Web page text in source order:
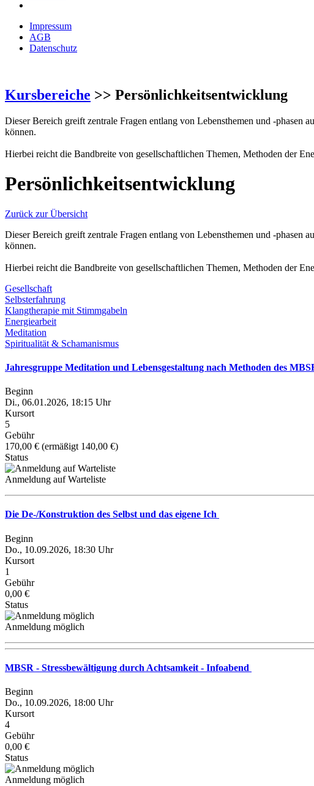
Impressum
AGB
Datenschutz
Kursbereiche >> Persönlichkeitsentwicklung
Dieser Bereich greift zentrale Fragen entlang von Lebensthemen und -phasen
können.
Hierbei reicht die Bandbreite von gesellschaftlichen Themen, Methoden der
Persönlichkeitsentwicklung
Zurück zur Übersicht
Dieser Bereich greift zentrale Fragen entlang von Lebensthemen und -phasen
können.
Hierbei reicht die Bandbreite von gesellschaftlichen Themen, Methoden der
Gesellschaft
Selbsterfahrung
Klangtherapie mit Stimmgabeln
Energiearbeit
Meditation
Spiritualität & Schamanismus
Jahresgruppe Meditation und Lebensgestaltung nach Methoden des
Beginn
Di., 06.01.2026, 18:15 Uhr
Kursort
5
Gebühr
170,00 € (ermäßigt 140,00 €)
Status
Anmeldung auf Warteliste
Die De-/Konstruktion des Selbst und das eigene Ich
Beginn
Do., 10.09.2026, 18:30 Uhr
Kursort
1
Gebühr
0,00 €
Status
Anmeldung möglich
MBSR - Stressbewältigung durch Achtsamkeit - Infoabend
Beginn
Do., 10.09.2026, 18:00 Uhr
Kursort
4
Gebühr
0,00 €
Status
Anmeldung möglich